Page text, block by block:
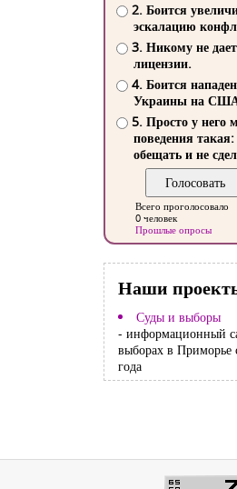
2. Боится
эскалацию
3. Никому не
лицензии.
4. Боится
Украины на
5. Просто у него
поведения такая:
обещать и не
Всего проголосовало
0 человек
Прошлые опросы
Наши
Суды и выборы
- информационный
выборах в Приморье
года